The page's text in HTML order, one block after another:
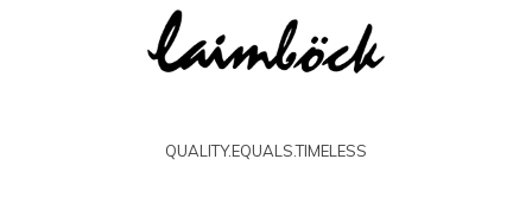
QUALITY.EQUALS.TIMELESS